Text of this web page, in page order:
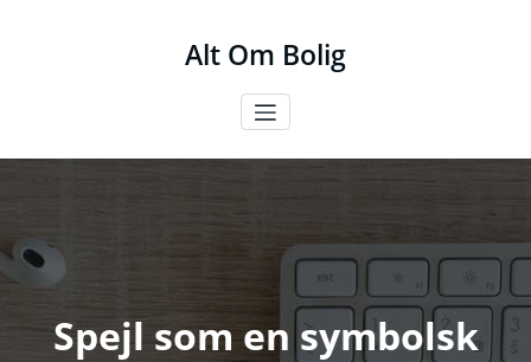
Alt Om Bolig
Spejl som en symbolsk